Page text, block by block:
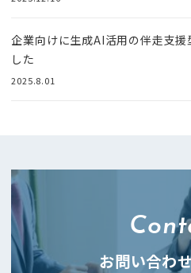
企業向けに生成AI活用の伴走支
した
2025.8.01
お問い合わ